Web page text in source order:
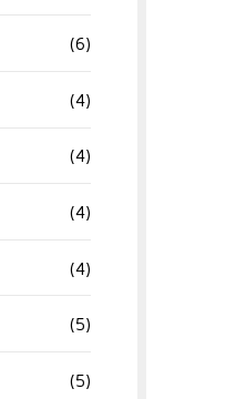
(6)
(4)
(4)
(4)
(4)
(5)
(5)